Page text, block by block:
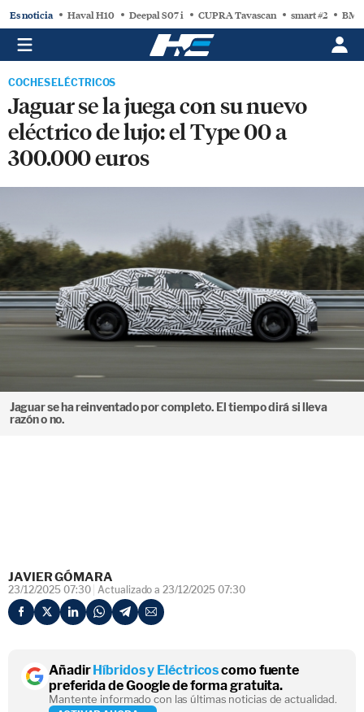
Es noticia Haval H10 Deepal S07 i CUPRA Tavascan smart #2
COCHES ELÉCTRICOS
Jaguar se la juega con su nuevo
eléctrico de lujo: el Type 00 a
300.000 euros
Jaguar se ha reinventado por completo. El tiempo dirá si lleva
razón o no.
JAVIER GÓMARA
23/12/2025 07:30 Actualizado a 23/12/2025 07:30
AñadirHíbridos y Eléctricoscomo fuente
preferida de Google de forma gratuita.
Mantente informado con las últimas noticias de actualidad.